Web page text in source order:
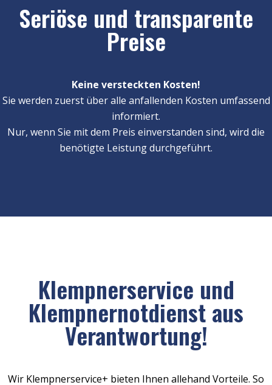
Seriöse und transparente
Preise
Keine versteckten Kosten!
Sie werden zuerst über alle anfallenden Kosten umfassend
informiert.
Nur, wenn Sie mit dem Preis einverstanden sind, wird die
benötigte Leistung durchgeführt.
Klempnerservice und
Klempnernotdienst aus
Verantwortung!
Wir Klempnerservice+ bieten Ihnen allehand Vorteile. So